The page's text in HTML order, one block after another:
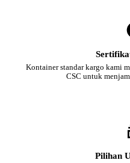
Kontainer standar kargo kami
CSC untuk
Pilihan